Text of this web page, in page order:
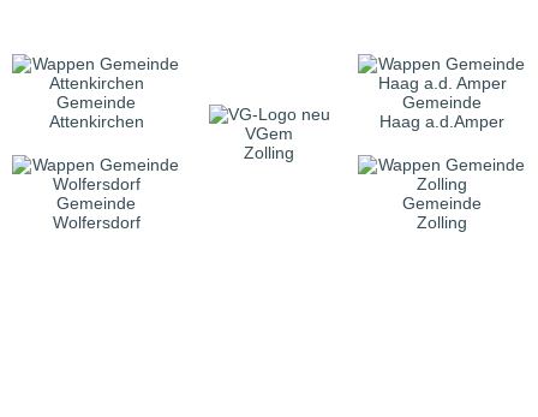
Gemeinde
Attenkirchen
VGem
Zolling
Gemeinde
Haag a.d.Amper
Gemeinde
Wolfersdorf
Gemeinde
Zolling